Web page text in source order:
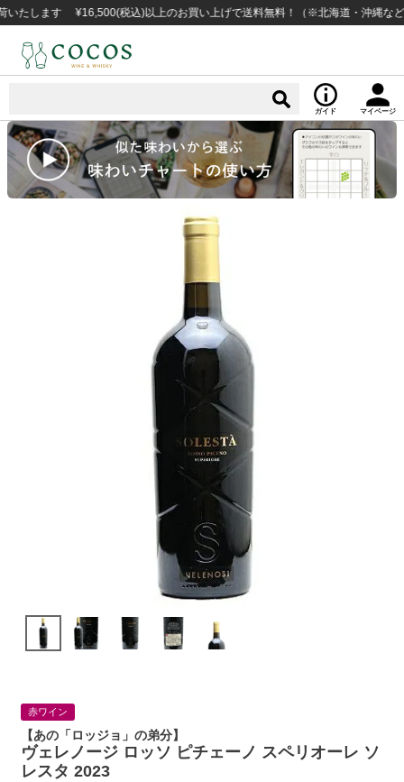
す ¥16,500(税込)以上のお買い上げで送料無料！（※北海道・沖縄など一部例
ガイド マイページ
赤ワイン
【あの「ロッジョ」の弟分】
ヴェレノージ ロッソ ピチェーノ スペリオーレ ソ
レスタ 2023